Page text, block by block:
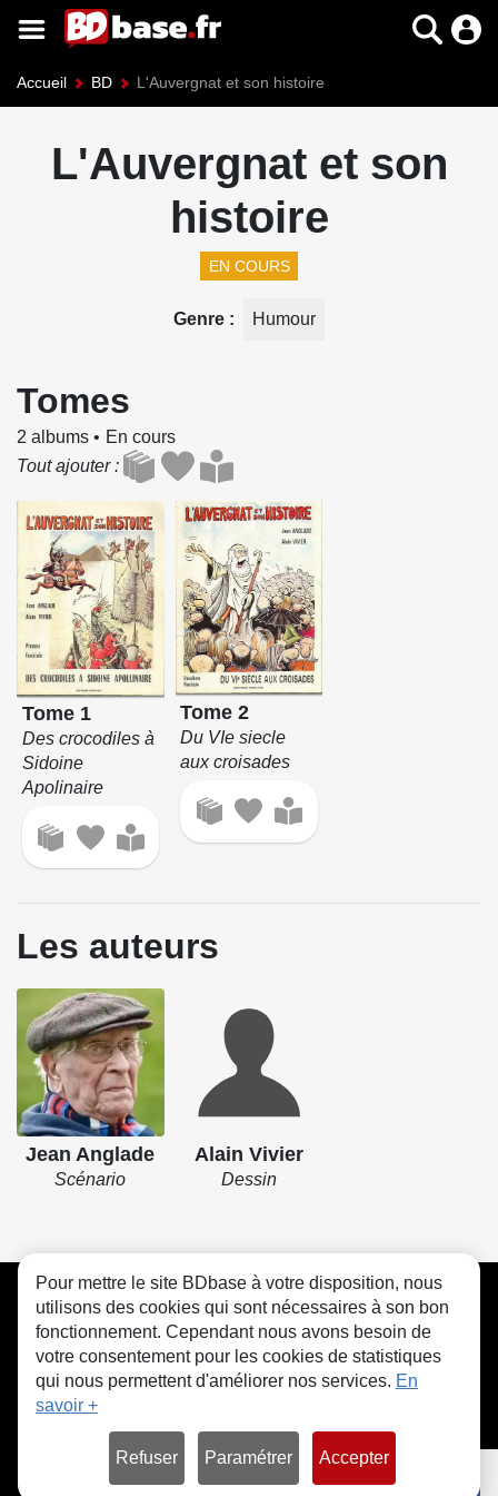
Accueil BD L'Auvergnat et son histoire
L'Auvergnat et son
histoire
EN COURS
Genre Humour
Tomes
2 albums
En cours
Tout ajouter
Tome 1
Des crocodiles à
Sidoine
Apolinaire
Tome 2
Du VIe siecle
aux croisades
Les auteurs
Jean Anglade
Scénario
Alain Vivier
Dessin
CGU FAQ Contact Cookies
Pour mettre le site BDbase à votre disposition, nous
utilisons des cookies qui sont nécessaires à son bon
fonctionnement. Cependant nous avons besoin de
votre consentement pour les cookies de statistiques
qui nous permettent d'améliorer nos services. En
savoir +
Refuser Paramétrer Accepter